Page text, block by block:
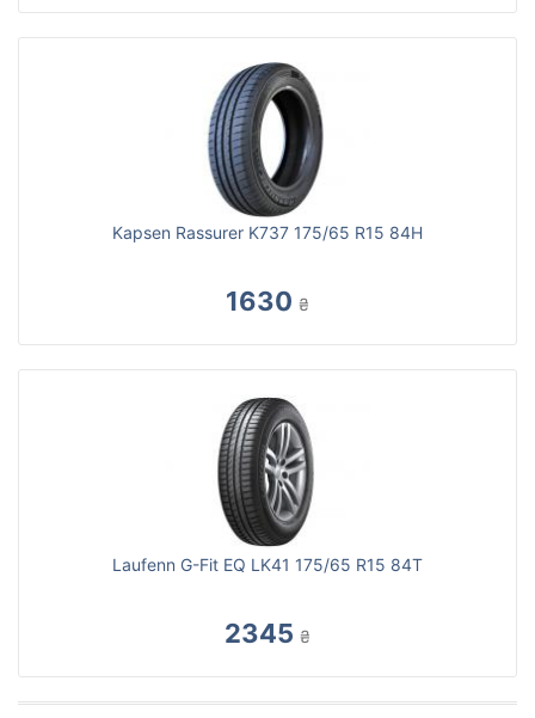
Kapsen Rassurer K737 175/65 R15 84H
1630 ₴
Laufenn G-Fit EQ LK41 175/65 R15 84T
2345 ₴